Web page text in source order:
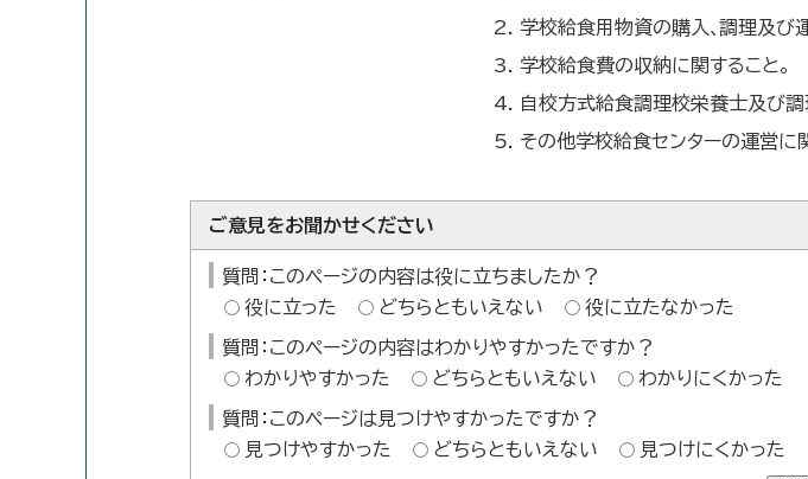
学校給食用物資の購入､調理及び
学校給食費の収納に関すること｡
自校方式給食調理校栄養士及び
その他学校給食センターの運営に
ご意見をお聞かせください
質問：このページの内容は役に立ちましたか？
役に立った
どちらともいえない 役に立たなかった
質問：このページの内容はわかりやすかったですか？
わかりやすかった
どちらともいえない わかりにくかった
質問：このページは見つけやすかったですか？
見つけやすかった
どちらともいえない 見つけにくかった